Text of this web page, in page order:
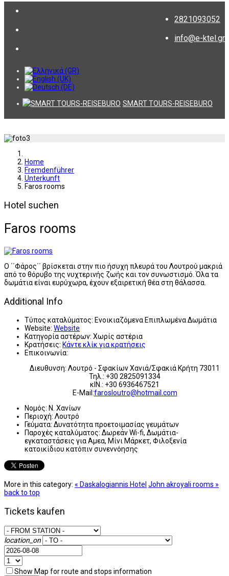
2821093052
info@e-ktel.gr
SMART TOURS-REISEBURO
Home
Fremdenführer
Unterkunft
Faros rooms
Hotel suchen
Faros rooms
Ο ΄΄Φάρος΄΄ βρίσκεται στην πιο ήσυχη πλευρά του Λουτρού μακριά
από το θόρυβο της νυχτερινής ζωής και τον συνωστισμό. Όλα τα
δωμάτια είναι ευρύχωρα, έχουν εξαιρετική θέα στη θάλασσα.
Additional Info
Τύπος καταλύματος: Ενοικιαζόμενα Επιπλωμένα Δωμάτια
Website: Website
Κατηγορία αστέρων: Χωρίς αστέρια
Κρατήσεις: Κάντε κλίκ για κρατήσεις
Επικοινωνία:
Διευθυνση: Λουτρό - Σφακίων Χανιά/Σφακιά Κρήτη 73011
Τηλ.: +30 2825091334
κΙΝ.: +30 6936467521
E-Mail:farosloutro@hotmail.com
Νομός: Ν. Χανίων
Περιοχή: Λουτρό
Γεύματα: Δυνατότητα προετοιμασίας γευμάτων
Παροχές καταλύματος: Δωρεάν Wi-fi, Δωμάτια-
εγκαταστάσεις για Αμεα, Μίνι Μάρκετ, Φιλοξενία
κατοικίδιου κατόπιν συνεννόησης
More in this category: « Daskalogiannis Hotel John akroyali rooms »
back to top
Tickets kaufen
location_on
Show Map for route and stops information